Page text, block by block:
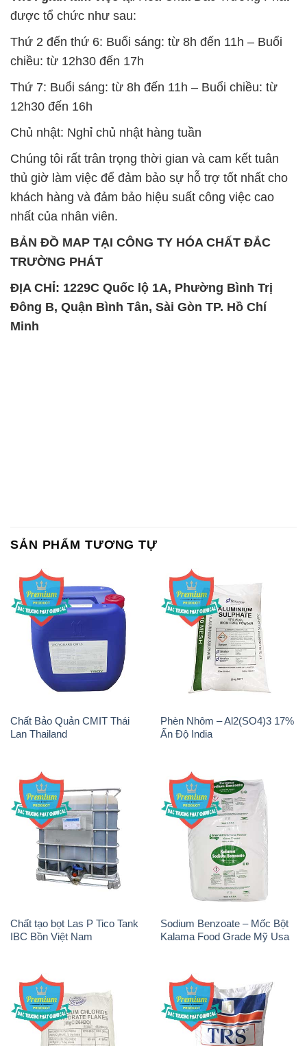
được tổ chức như sau:
Thứ 2 đến thứ 6: Buổi sáng: từ 8h đến 11h – Buổi
chiều: từ 12h30 đến 17h
Thứ 7: Buổi sáng: từ 8h đến 11h – Buổi chiều: từ
12h30 đến 16h
Chủ nhật: Nghỉ chủ nhật hàng tuần
Chúng tôi rất trân trọng thời gian và cam kết tuân
thủ giờ làm việc để đảm bảo sự hỗ trợ tốt nhất cho
khách hàng và đảm bảo hiệu suất công việc cao
nhất của nhân viên.
BẢN ĐỒ MAP TẠI CÔNG TY HÓA CHẤT ĐẮC
TRƯỜNG PHÁT
ĐỊA CHỈ: 1229C Quốc lộ 1A, Phường Bình Trị
Đông B, Quận Bình Tân, Sài Gòn TP. Hồ Chí
Minh
SẢN PHẨM TƯƠNG TỰ
Chất Bảo Quản CMIT Thái
Lan Thailand
Phèn Nhôm – Al2(SO4)3 17%
Ấn Độ India
Chất tạo bọt Las P Tico Tank
IBC Bồn Việt Nam
Sodium Benzoate – Mốc Bột
Kalama Food Grade Mỹ Usa